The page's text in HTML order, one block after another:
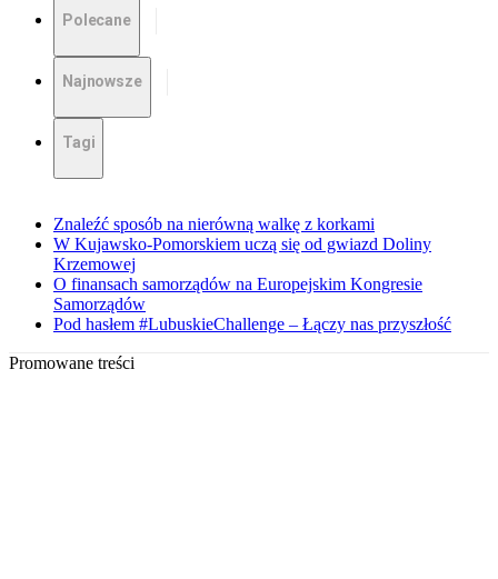
Polecane
Najnowsze
Tagi
Znaleźć sposób na nierówną walkę z korkami
W Kujawsko-Pomorskiem uczą się od gwiazd Doliny
Krzemowej
O finansach samorządów na Europejskim Kongresie
Samorządów
Pod hasłem #LubuskieChallenge – Łączy nas przyszłość
Promowane treści